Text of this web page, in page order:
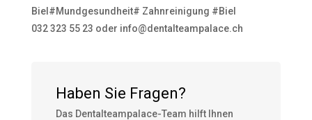
Biel#Mundgesundheit# Zahnreinigung #Biel
032 323 55 23 oder info@dentalteampalace.ch
Haben Sie Fragen?
Das Dentalteampalace-Team hilft Ihnen